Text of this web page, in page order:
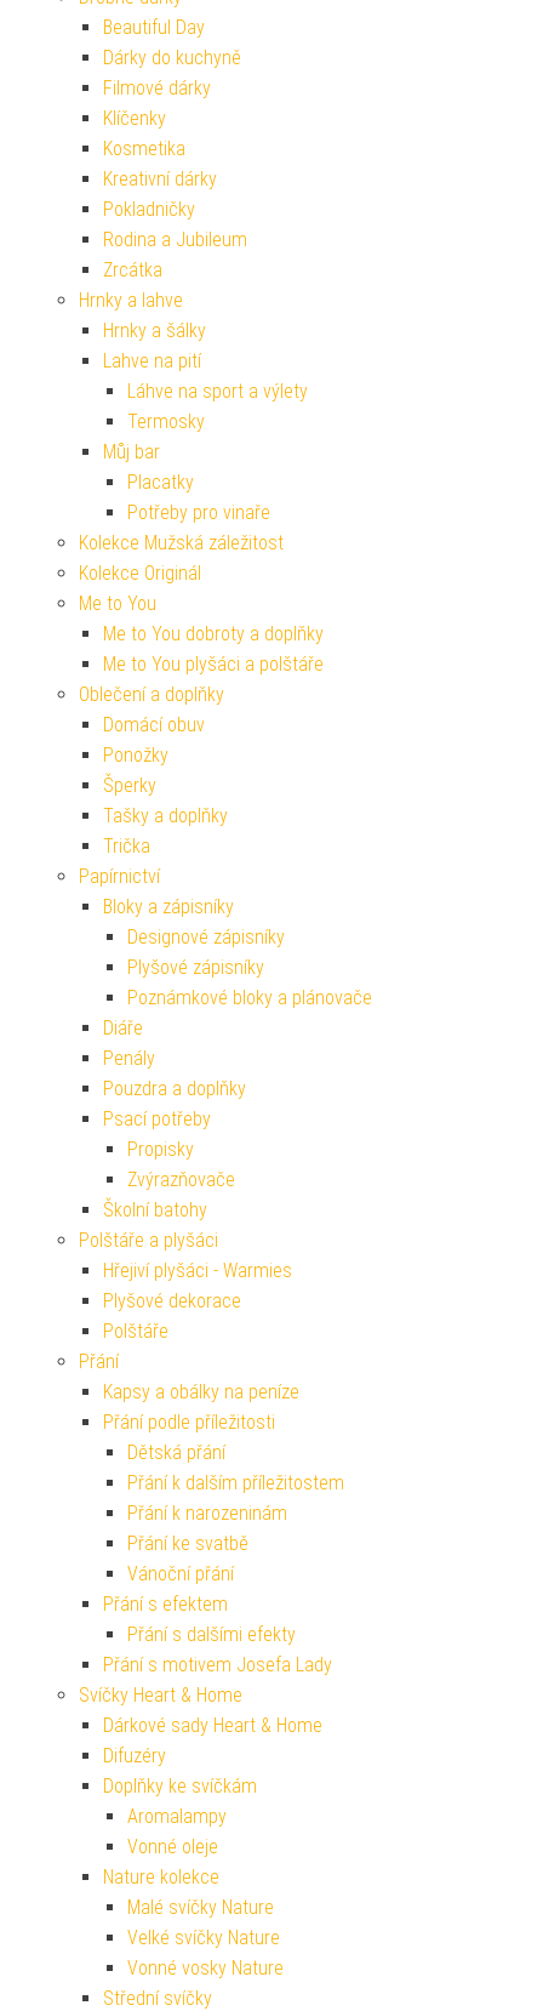
Beautiful Day
Dárky do kuchyně
Filmové dárky
Klíčenky
Kosmetika
Kreativní dárky
Pokladničky
Rodina a Jubileum
Zrcátka
Hrnky a lahve
Hrnky a šálky
Lahve na pití
Láhve na sport a výlety
Termosky
Můj bar
Placatky
Potřeby pro vinaře
Kolekce Mužská záležitost
Kolekce Originál
Me to You
Me to You dobroty a doplňky
Me to You plyšáci a polštáře
Oblečení a doplňky
Domácí obuv
Ponožky
Šperky
Tašky a doplňky
Trička
Papírnictví
Bloky a zápisníky
Designové zápisníky
Plyšové zápisníky
Poznámkové bloky a plánovače
Diáře
Penály
Pouzdra a doplňky
Psací potřeby
Propisky
Zvýrazňovače
Školní batohy
Polštáře a plyšáci
Hřejiví plyšáci - Warmies
Plyšové dekorace
Polštáře
Přání
Kapsy a obálky na peníze
Přání podle příležitosti
Dětská přání
Přání k dalším příležitostem
Přání k narozeninám
Přání ke svatbě
Vánoční přání
Přání s efektem
Přání s dalšími efekty
Přání s motivem Josefa Lady
Svíčky Heart & Home
Dárkové sady Heart & Home
Difuzéry
Doplňky ke svíčkám
Aromalampy
Vonné oleje
Nature kolekce
Malé svíčky Nature
Velké svíčky Nature
Vonné vosky Nature
Střední svíčky